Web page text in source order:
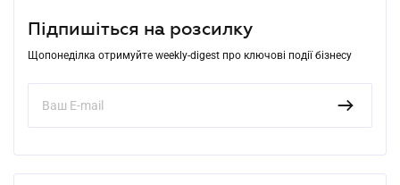
Підпишіться на розсилку
Щопонеділка отримуйте weekly-digest про ключові події бізнесу